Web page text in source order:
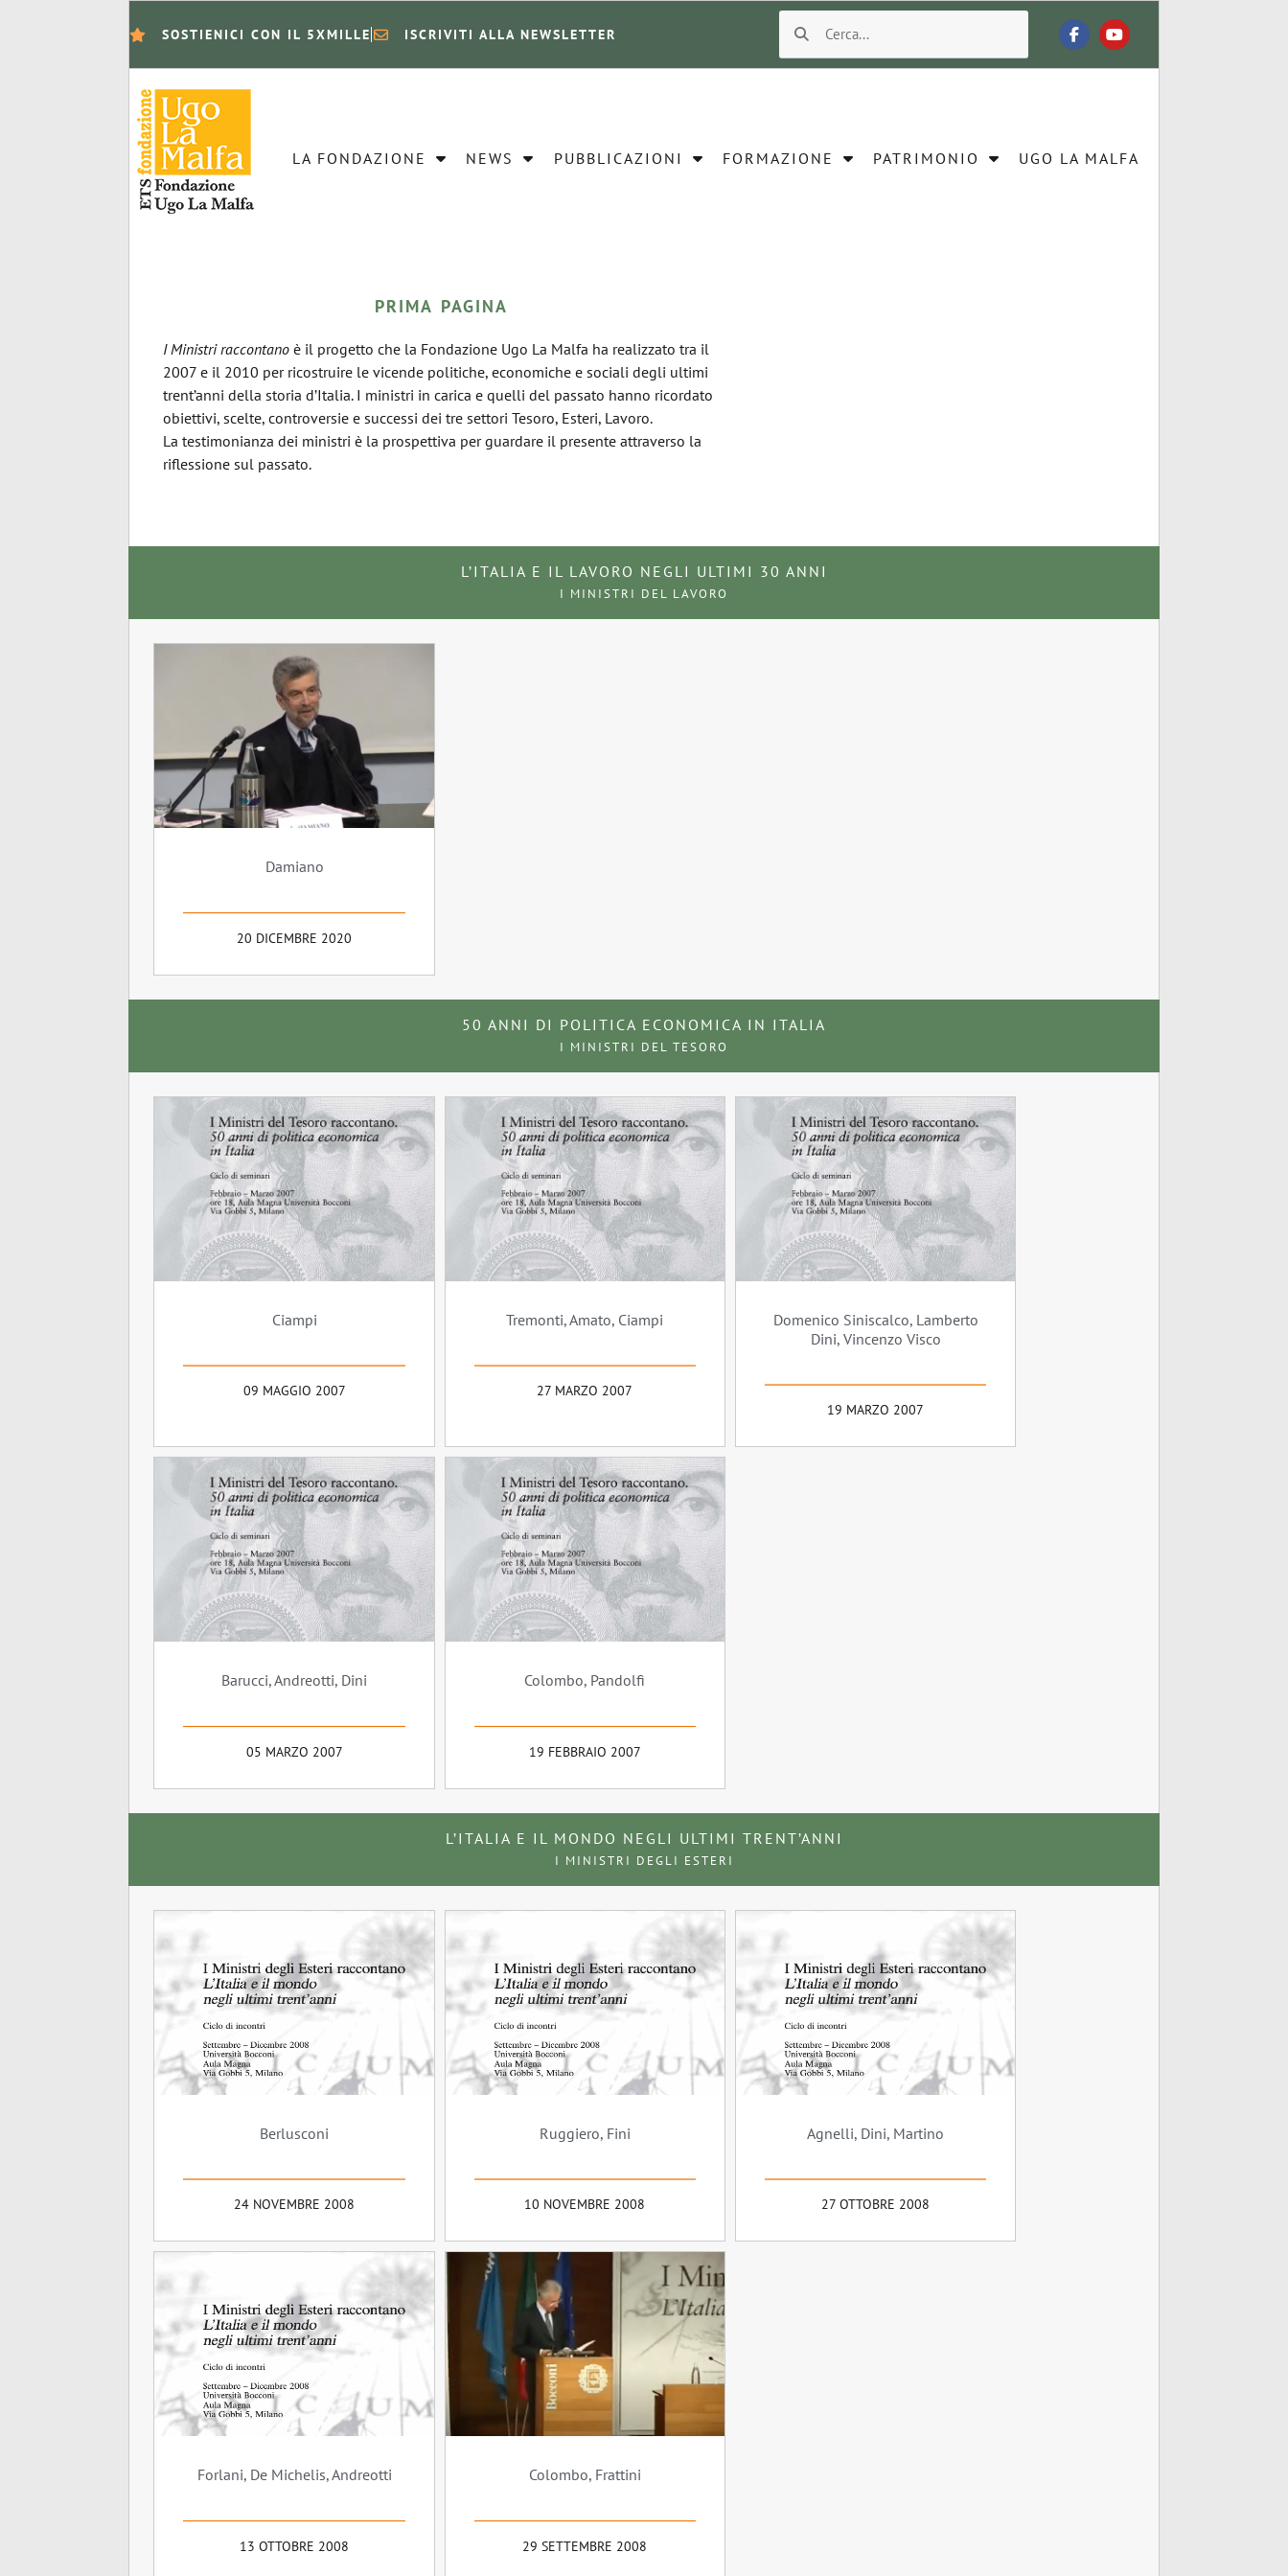
SOSTIENICI CON IL 5XMILLE ISCRIVITI ALLA NEWSLETTER
LA FONDAZIONE NEWS PUBBLICAZIONI FORMAZIONE PATRIMONIO UGO LA MALFA
PRIMA PAGINA
I Ministri raccontano è il progetto che la Fondazione Ugo La Malfa ha realizzato tra il
2007 e il 2010 per ricostruire le vicende politiche, economiche e sociali degli ultimi
trent’anni della storia d’Italia. I ministri in carica e quelli del passato hanno ricordato
obiettivi, scelte, controversie e successi dei tre settori Tesoro, Esteri, Lavoro.
La testimonianza dei ministri è la prospettiva per guardare il presente attraverso la
riflessione sul passato.
L’ITALIA E IL LAVORO NEGLI ULTIMI 30 ANNI
I MINISTRI DEL LAVORO
Damiano
20 DICEMBRE 2020
50 ANNI DI POLITICA ECONOMICA IN ITALIA
I MINISTRI DEL TESORO
Ciampi
09 MAGGIO 2007
Tremonti, Amato, Ciampi
27 MARZO 2007
Domenico Siniscalco, Lamberto
Dini, Vincenzo Visco
19 MARZO 2007
Barucci, Andreotti, Dini
05 MARZO 2007
Colombo, Pandolfi
19 FEBBRAIO 2007
L’ITALIA E IL MONDO NEGLI ULTIMI TRENT’ANNI
I MINISTRI DEGLI ESTERI
Berlusconi
24 NOVEMBRE 2008
Ruggiero, Fini
10 NOVEMBRE 2008
Agnelli, Dini, Martino
27 OTTOBRE 2008
Forlani, De Michelis, Andreotti
13 OTTOBRE 2008
Colombo, Frattini
29 SETTEMBRE 2008